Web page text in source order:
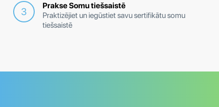
Prakse Somu tiešsaistē
Praktizējiet un iegūstiet savu sertifikātu somu
tiešsaistē